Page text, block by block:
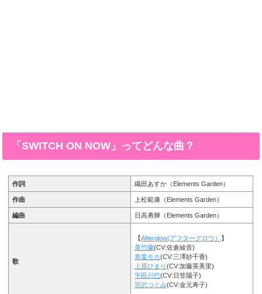
「SWITCH ON NOW」ってどんな曲？
作詞 織田あすか（Elements Garden）
作曲 上松範康（Elements Garden）
編曲 日高勇輝（Elements Garden）
歌
【Afterglow(アフターグロウ） 】
美竹蘭(CV:佐倉綾音)
青葉モカ(CV:三澤紗千香)
上原ひまり(CV:加藤英美里)
宇田川巴(CV:日笠陽子)
羽沢つぐみ(CV:金元寿子)